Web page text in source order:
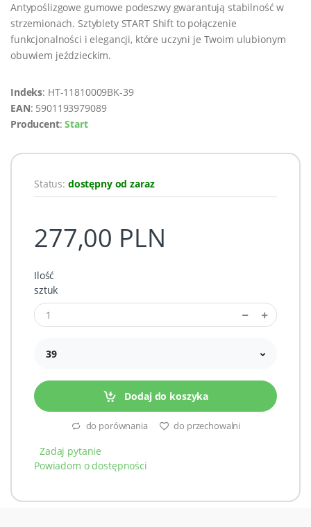
Antypoślizgowe gumowe podeszwy gwarantują stabilność w
strzemionach. Sztyblety START Shift to połączenie
funkcjonalności i elegancji, które uczyni je Twoim ulubionym
obuwiem jeździeckim.
Indeks: HT-11810009BK-39
EAN: 5901193979089
Producent:Start
Status: dostępny od zaraz
277,00 PLN
Ilość
sztuk
39
Dodaj do koszyka
do porównania do przechowalni
Zadaj pytanie
Powiadom o dostępności